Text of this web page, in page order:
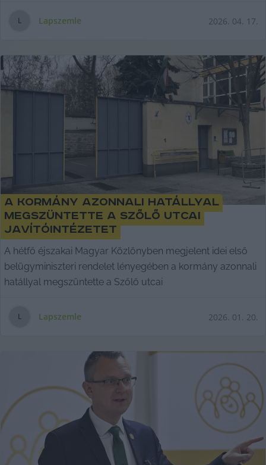
L Lapszemle 2026. 04. 17.
A kormány azonnali hatállyal
megszüntette a Szőlő utcai
javítóintézetet
A hétfő éjszakai Magyar Közlönyben megjelent idei első
belügyminiszteri rendelet lényegében a kormány azonnali
hatállyal megszüntette a Szőlő utcai
L Lapszemle 2026. 01. 20.